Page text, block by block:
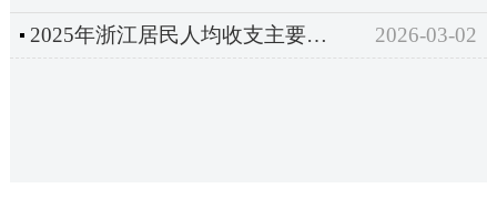
2025年浙江居民人均收支主要指标 2026-03-02